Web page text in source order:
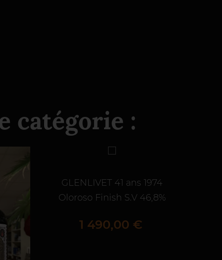
catégorie :
GLENLIVET 41 ans 1974
Oloroso Finish S.V 46,8%
Prix
1 490,00 €